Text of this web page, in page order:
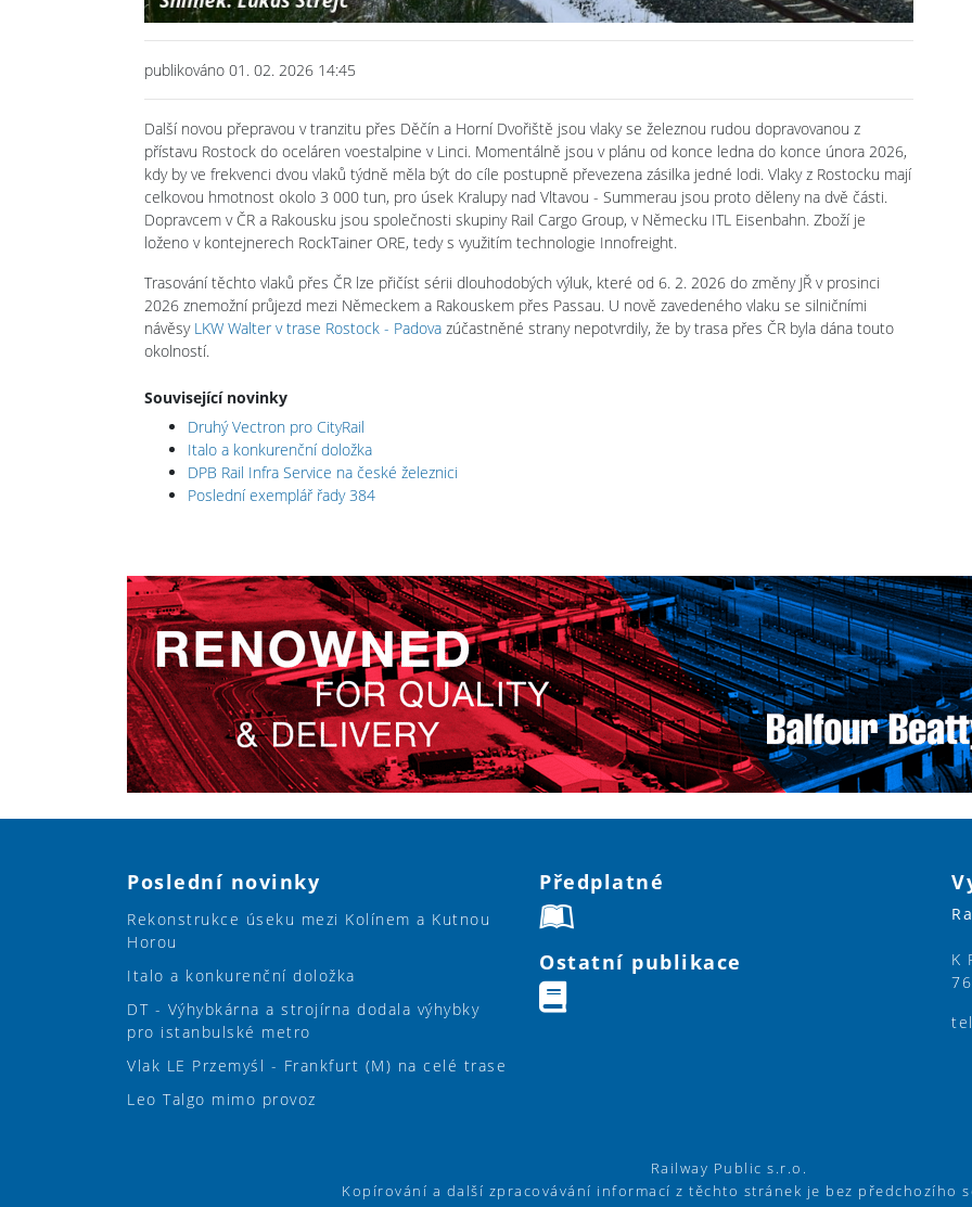
publikováno 01. 02. 2026 14:45
Další novou přepravou v tranzitu přes Děčín a Horní Dvořiště jsou vlaky se železnou rudou dopravovanou z
přístavu Rostock do oceláren voestalpine v Linci. Momentálně jsou v plánu od konce ledna do konce února 2026,
kdy by ve frekvenci dvou vlaků týdně měla být do cíle postupně převezena zásilka jedné lodi. Vlaky z Rostocku mají
celkovou hmotnost okolo 3 000 tun, pro úsek Kralupy nad Vltavou - Summerau jsou proto děleny na dvě části.
Dopravcem v ČR a Rakousku jsou společnosti skupiny Rail Cargo Group, v Německu ITL Eisenbahn. Zboží je
loženo v kontejnerech RockTainer ORE, tedy s využitím technologie Innofreight.
Trasování těchto vlaků přes ČR lze přičíst sérii dlouhodobých výluk, které od 6. 2. 2026 do změny JŘ v prosinci
2026 znemožní průjezd mezi Německem a Rakouskem přes Passau. U nově zavedeného vlaku se silničními
návěsy LKW Walter v trase Rostock - Padova zúčastněné strany nepotvrdily, že by trasa přes ČR byla dána touto
okolností.
Související novinky
Druhý Vectron pro CityRail
Italo a konkurenční doložka
DPB Rail Infra Service na české železnici
Poslední exemplář řady 384
Poslední novinky
Rekonstrukce úseku mezi Kolínem a Kutnou
Horou
Italo a konkurenční doložka
DT - Výhybkárna a strojírna dodala výhybky
pro istanbulské metro
Vlak LE Przemyśl - Frankfurt (M) na celé trase
Leo Talgo mimo provoz
Předplatné
Ostatní publikace
K
Railway Public s.r.o.
Kopírování a další zpracovávání informací z těchto stránek je bez předchozího